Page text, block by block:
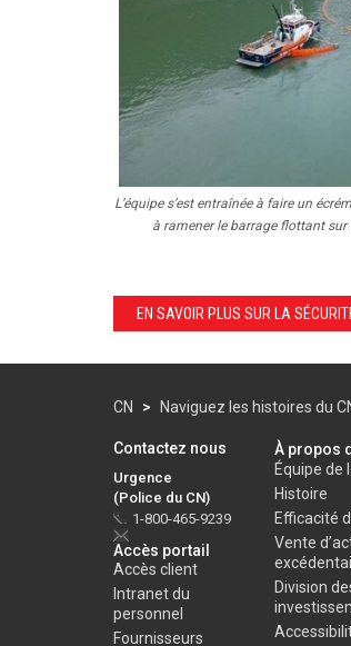
L’équipe s’est entraînée à faire un
à ramener le barrage flottant sur
EN SAVOIR PLUS SUR LA
CN > Naviguez les histoires du
Contactez nous
Urgence
(Police du CN)
1-800-465-9239
Accès portail
Accès client
Intranet du
personnel
Fournisseurs
À propos
Équipe de
Histoire
Efficacité
Vente
Division